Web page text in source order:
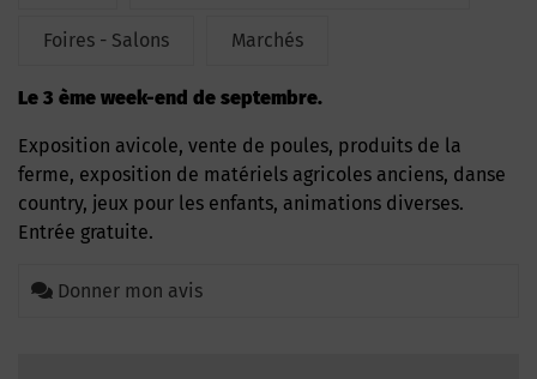
Foires - Salons Marchés
le 3 ème week-end de septembre.
Exposition avicole, vente de poules, produits de la
ferme, exposition de matériels agricoles anciens, danse
country, jeux pour les enfants, animations diverses.
Entrée gratuite.
Donner mon avis